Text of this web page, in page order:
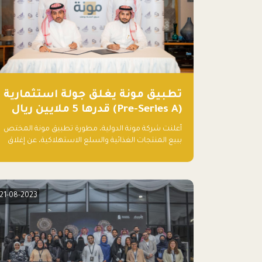
تطبيق مونة يغلق جولة استثمارية
(Pre-Series A) قدرها 5 ملايين ريال
أعلنت شركة مونة الدولية، مطورة تطبيق مونة المختص
ببيع المنتجات الغذائية والسلع الاستهلاكية، عن إغلاق
سعودي (1.3 مليون دولار أمريكي)، بقيادة شركتي دعم
الراجحي القابضة.
21-08-2023